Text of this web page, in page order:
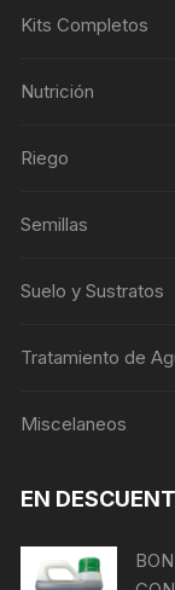
Kits Completos
Nutrición
Riego
Semillas
Suelo y Sustratos
Tratamiento de
Miscelaneos
EN